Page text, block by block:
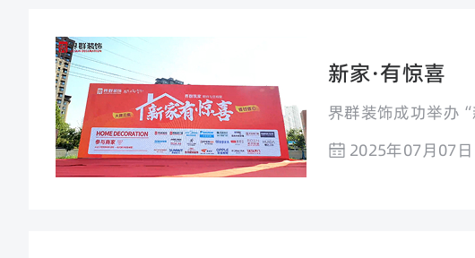
新家·有惊喜
界群装饰成功举办
2025年07月07日